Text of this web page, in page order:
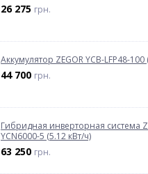
26 275 грн.
Аккумулятор ZEGOR YCB-LFP48-100
44 700 грн.
Гибридная инверторная система
YCN6000-5 (5.12 кВт/ч)
63 250 грн.